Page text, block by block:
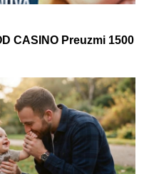
CASINO Preuzmi 1500